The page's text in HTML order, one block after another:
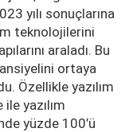
yılı sonuçlarına
teknolojilerini
araladı. Bu
ortaya
Özellikle yazılım
yazılım
yüzde 100’ü